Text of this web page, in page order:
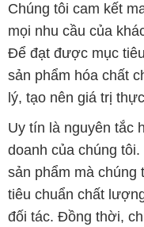
Chúng tôi cam kết
mọi nhu cầu của
Để đạt được mục
sản phẩm hóa chất
lý, tạo nên giá trị
Uy tín là nguyên tắc
doanh của chúng
sản phẩm mà chúng
tiêu chuẩn chất
đối tác. Đồng thời,